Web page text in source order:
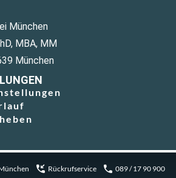
München
MBA, MM
München
Rückrufservice 089 / 17 90 900